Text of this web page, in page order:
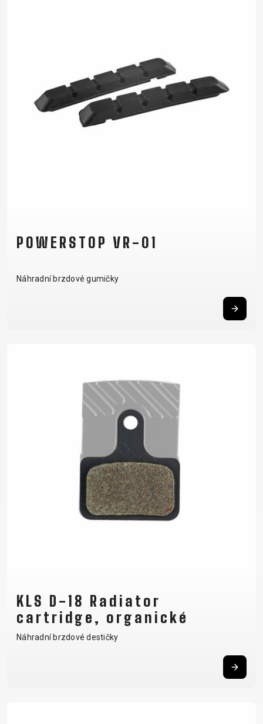
POWERSTOP VR-01
Náhradní brzdové gumičky
KLS D-18 Radiator
cartridge, organické
Náhradní brzdové destičky